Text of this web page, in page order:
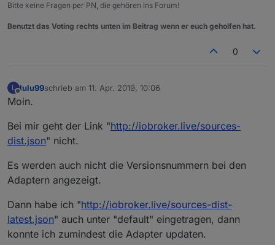
Bitte keine Fragen per PN, die gehören ins Forum!
Benutzt das Voting rechts unten im Beitrag wenn er euch geholfen hat.
0
L
Offline
lulu99schrieb am 11. Apr. 2019, 10:06
zuletzt editiert von
Moin.
Bei mir geht der Link "http://iobroker.live/sources-
dist.json" nicht.
Es werden auch nicht die Versionsnummern bei den
Adaptern angezeigt.
Dann habe ich "http://iobroker.live/sources-dist-
latest.json" auch unter "default" eingetragen, dann
konnte ich zumindest die Adapter updaten.